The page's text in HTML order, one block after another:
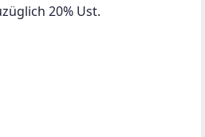
20% Ust.